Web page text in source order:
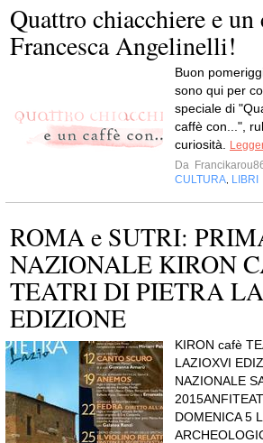
Quattro chiacchiere e un
Francesca Angelinelli!
Buon
sono qui per
speciale di
caffè con...",
curiosità.
Da
CULTURA LIBRI
ROMA e SUTRI:
NAZIONALE KIRON
TEATRI DI PIETRA
EDIZIONE
KIRON cafè
LAZIOXVI
NAZIONALE
DOMENICA 5